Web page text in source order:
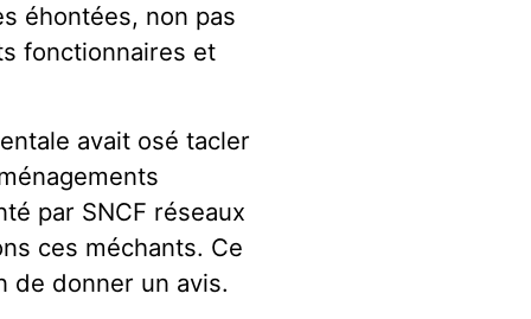
éhontées, non pas
fonctionnaires et
avait osé tacler
par SNCF réseaux
ces méchants. Ce
de donner un avis.